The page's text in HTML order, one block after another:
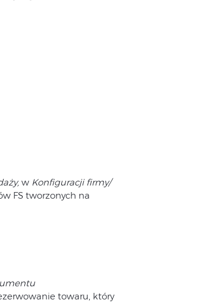
w Konfiguracji firmy/
FS tworzonych na
towaru, który